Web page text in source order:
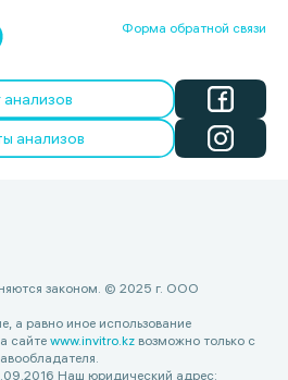
Форма обратной связи
анализов
анализов
законом. © 2025 г. ООО
а равно иное использование
сайте www.invitro.kz возможно только с
Наш юридический адрес: